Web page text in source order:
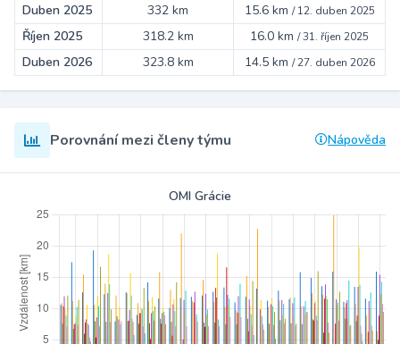
Duben 2025 332 km 15.6 km /12. duben 2025
Říjen 2025 318.2 km 16.0 km /31. říjen 2025
Duben 2026 323.8 km 14.5 km /27. duben 2026
Porovnání mezi členy týmu Nápověda
OMI Grácie